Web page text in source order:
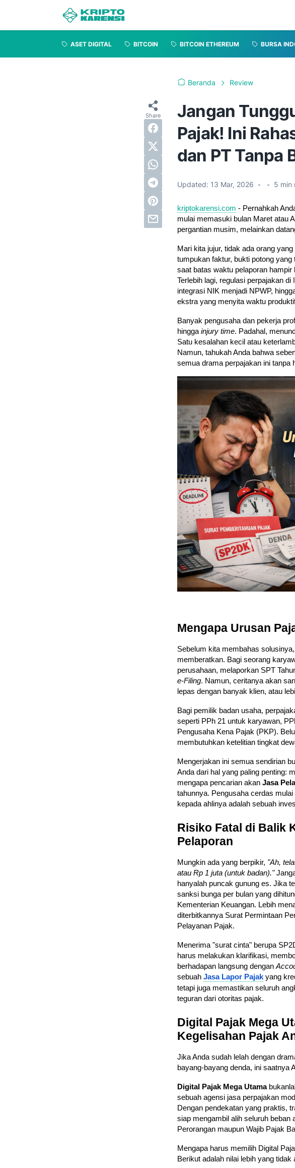
ASET DIGITAL BITCOIN BITCOIN ETHEREUM BURSA
Beranda Review
Jangan
Pajak! Ini
dan PT Tanpa
Updated: 13 Mar, 2026 • • 5 min
kriptokarensi.com - Pernahkah
mulai memasuki bulan Maret atau
pergantian musim, melainkan
Mari kita jujur, tidak ada orang
tumpukan faktur, bukti potong
saat batas waktu pelaporan
Terlebih lagi, regulasi perpajakan
integrasi NIK menjadi NPWP,
ekstra yang menyita waktu
Banyak pengusaha dan pekerja
hingga injury time. Padahal,
Satu kesalahan kecil atau
Namun, tahukah Anda bahwa
semua drama perpajakan ini tanpa
Mengapa Urusan
Sebelum kita membahas
memberatkan. Bagi seorang
perusahaan, melaporkan SPT
e-Filing. Namun, ceritanya akan
lepas dengan banyak klien, atau
Bagi pemilik badan usaha,
seperti PPh 21 untuk karyawan,
Pengusaha Kena Pajak (PKP).
membutuhkan ketelitian tingkat
Mengerjakan ini semua sendirian
Anda dari hal yang paling penting:
mengapa pencarian akan Jasa
tahunnya. Pengusaha cerdas
kepada ahlinya adalah sebuah
Risiko Fatal di Balik
Pelaporan
Mungkin ada yang berpikir, "Ah,
atau Rp 1 juta (untuk badan)."
hanyalah puncak gunung es. Jika
sanksi bunga per bulan yang
Kementerian Keuangan. Lebih
diterbitkannya Surat Permintaan
Pelayanan Pajak.
Menerima "surat cinta" berupa
harus melakukan klarifikasi,
berhadapan langsung dengan
sebuah Jasa Lapor Pajak yang
tetapi juga memastikan seluruh
teguran dari otoritas pajak.
Digital Pajak Mega
Kegelisahan Pajak
Jika Anda sudah lelah dengan
bayang-bayang denda, ini saatnya
Digital Pajak Mega Utama
sebuah agensi jasa perpajakan
Dengan pendekatan yang praktis,
siap mengambil alih seluruh beban
Perorangan maupun Wajib Pajak
Mengapa harus memilih Digital
Berikut adalah nilai lebih yang